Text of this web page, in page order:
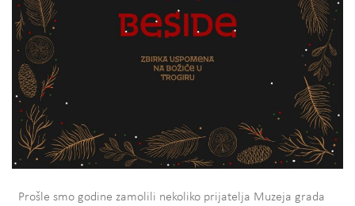
Prošle smo godine zamolili nekoliko prijatelja Muzeja grada